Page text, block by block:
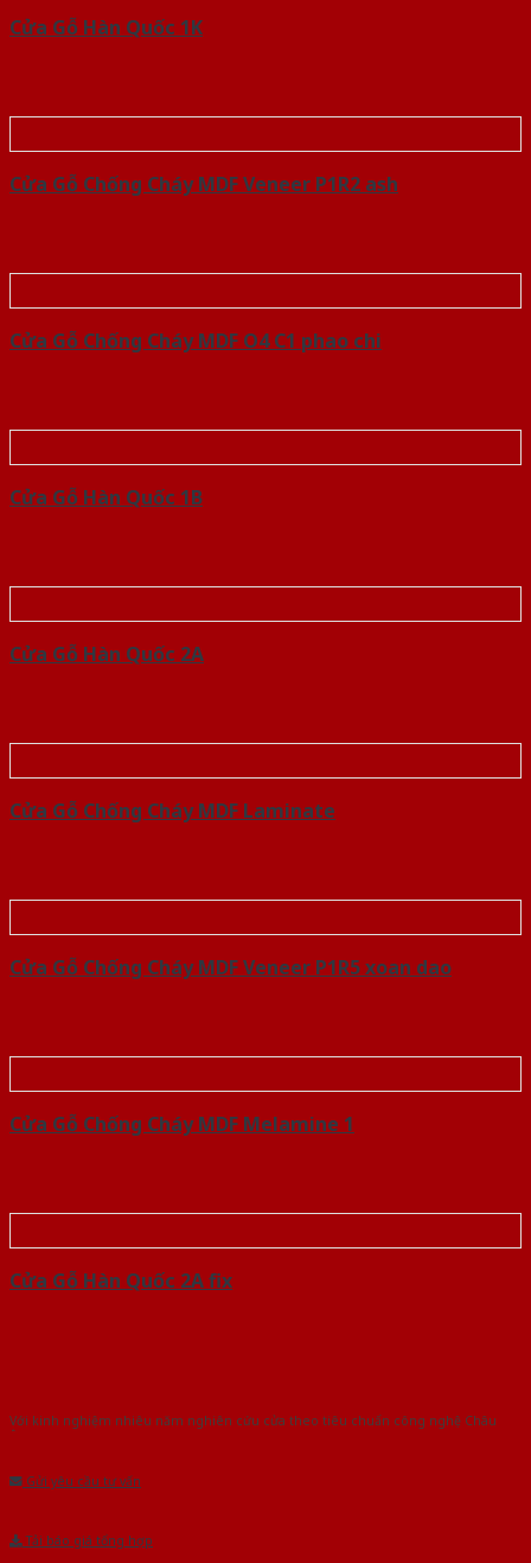
Cửa Gỗ Hàn Quốc 1K
Cửa Gỗ Chống Cháy MDF Veneer P1R2 ash
Cửa Gỗ Chống Cháy MDF O4 C1 phao chi
Cửa Gỗ Hàn Quốc 1B
Cửa Gỗ Hàn Quốc 2A
Cửa Gỗ Chống Cháy MDF Laminate
Cửa Gỗ Chống Cháy MDF Veneer P1R5 xoan dao
Cửa Gỗ Chống Cháy MDF Melamine 1
Cửa Gỗ Hàn Quốc 2A fix
Với kinh nghiệm nhiêu năm nghiên cứu cửa theo tiêu chuẩn công nghệ Châu
Âu.Chúng tôi tự tin là nhà sản xuất & cung cấp hàng đầu tại Việt Nam!
Gửi yêu cầu tư vấn
Tải báo giá tổng hợp